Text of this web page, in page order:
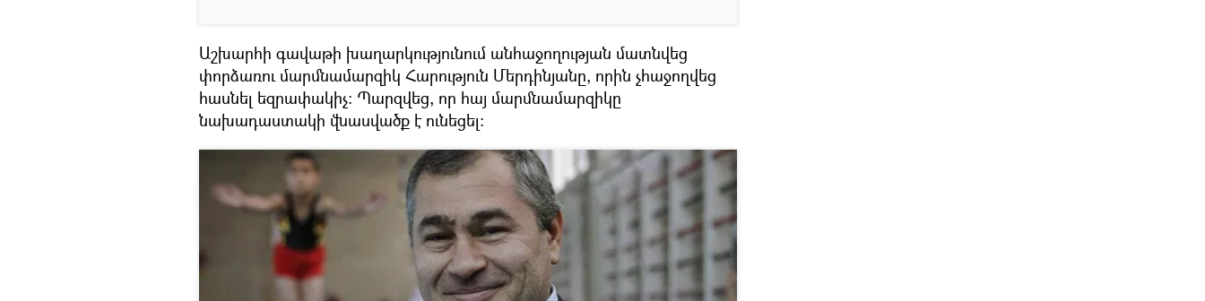
Աշխարհի գավաթի խաղարկությունում անհաջողության մատնվեց
փորձառու մարմնամարզիկ Հարություն Մերդինյանը, որին չհաջողվեց
հասնել եզրափակիչ: Պարզվեց, որ հայ մարմնամարզիկը
նախադաստակի վնասվածք է ունեցել։